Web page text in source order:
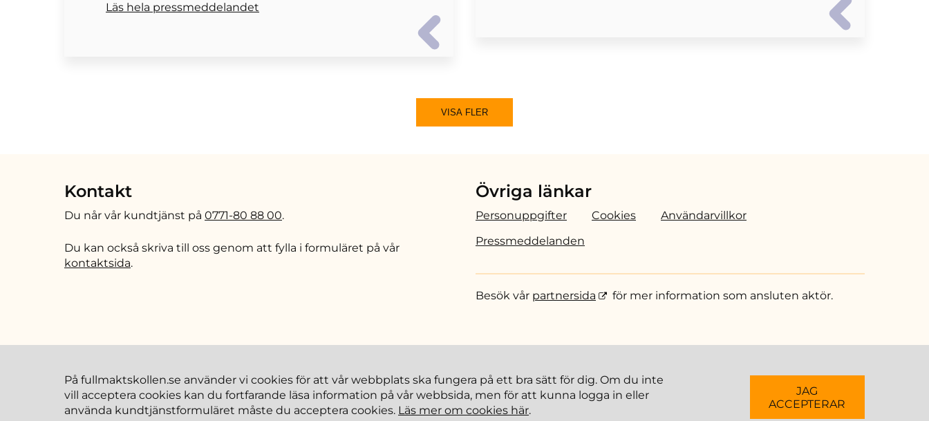
Läs hela pressmeddelandet
VISA FLER
Kontakt
Du når vår kundtjänst på 0771-80 88 00.
Du kan också skriva till oss genom att fylla i formuläret på vår
kontaktsida.
Övriga länkar
Personuppgifter Cookies
Användarvillkor
Pressmeddelanden
Besök vår partnersida för mer information som ansluten aktör.
På fullmaktskollen.se använder vi cookies för att vår webbplats ska fungera på ett bra sätt för dig. Om du inte
vill acceptera cookies kan du fortfarande läsa information på vår webbsida, men för att kunna logga in eller
använda kundtjänstformuläret måste du acceptera cookies. Läs mer om cookies här.
JAG
ACCEPTERAR